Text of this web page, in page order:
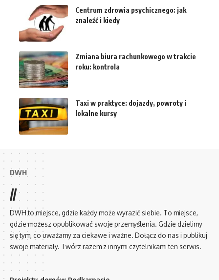
Centrum zdrowia psychicznego: jak
znaleźć i kiedy
Zmiana biura rachunkowego w trakcie
roku: kontrola
Taxi w praktyce: dojazdy, powroty i
lokalne kursy
DWH
//
DWH to miejsce, gdzie każdy może wyrazić siebie. To miejsce,
gdzie możesz opublikować swoje przemyślenia. Gdzie dzielimy
się tym, co uważamy za ciekawe i ważne. Dołącz do nas i publikuj
swoje materiały. Twórz razem z innymi czytelnikami ten serwis.